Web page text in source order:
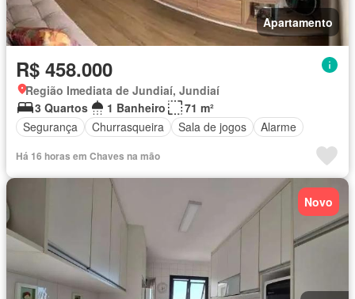
Apartamento
R$ 458.000
Região Imediata de Jundiaí, Jundiaí
3 Quartos
1 Banheiro
71 m²
Segurança
Churrasqueira Sala de jogos Alarme
Há 16 horas em Chaves na mão
Novo